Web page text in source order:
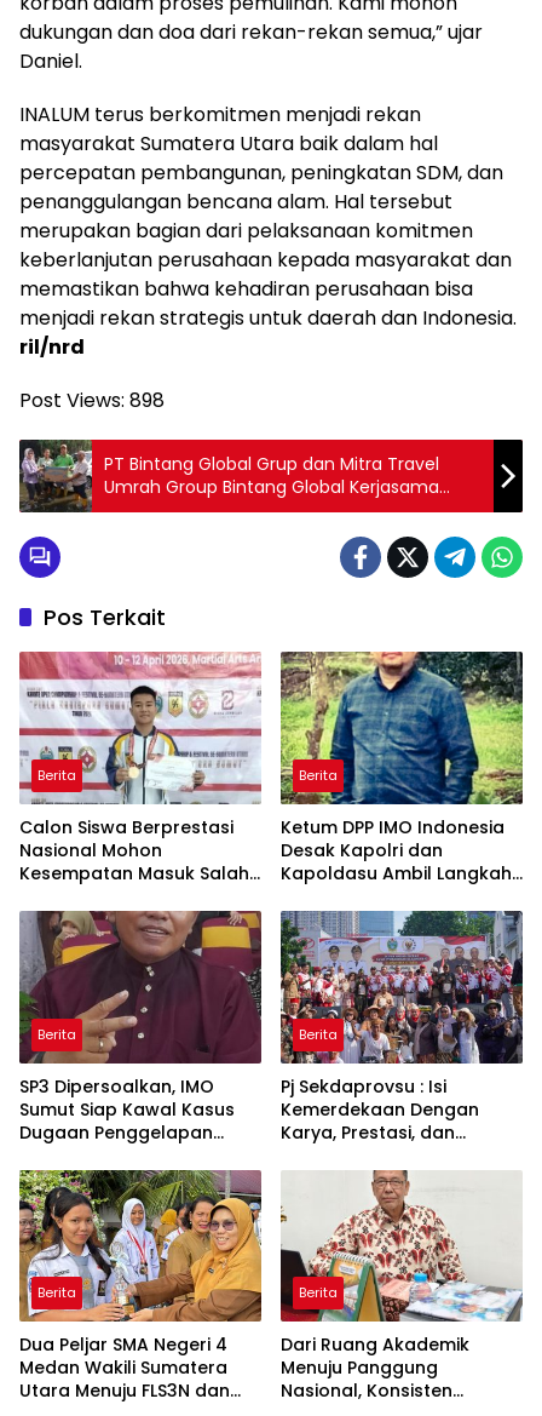
dukungan dan doa dari rekan-rekan semua,” ujar
Daniel.
INALUM terus berkomitmen menjadi rekan
masyarakat Sumatera Utara baik dalam hal
percepatan pembangunan, peningkatan SDM, dan
penanggulangan bencana alam. Hal tersebut
merupakan bagian dari pelaksanaan komitmen
keberlanjutan perusahaan kepada masyarakat dan
memastikan bahwa kehadiran perusahaan bisa
menjadi rekan strategis untuk daerah dan Indonesia.
ril/nrd
Post Views: 898
PT Bintang Global Grup dan Mitra Travel
Umrah Group Bintang Global Kerjasama
dengan PB ISMI dan STIM Sukma, Salurkan
Bantuan Bencana di Langkat dan Deli
Pos Terkait
Berita
Calon Siswa Berprestasi
Nasional Mohon
Kesempatan Masuk Salah
Berita
Ketum DPP IMO Indonesia
Desak Kapolri dan
Kapoldasu Ambil Langkah
Berita
SP3 Dipersoalkan, IMO
Sumut Siap Kawal Kasus
Dugaan Penggelapan
Dinyatakan Sah, Mengapa
Perkara Dihentikan?”
Berita
Pj Sekdaprovsu : Isi
Kemerdekaan Dengan
Karya, Prestasi, dan
Berita
Dua Peljar SMA Negeri 4
Medan Wakili Sumatera
Utara Menuju FLS3N dan
Berita
Dari Ruang Akademik
Menuju Panggung
Nasional, Konsisten